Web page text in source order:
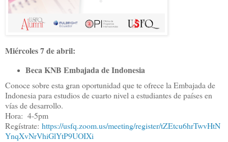
Miércoles 7 de abril:
Beca KNB Embajada de Indonesia
Conoce sobre esta gran oportunidad que te ofrece la Embajada de
Indonesia para estudios de cuarto nivel a estudiantes de países en
vías de desarrollo.
Hora: 4-5pm
Regístrate: https://usfq.zoom.us/meeting/register/tZEtcu6hrTwvHtN
YnqXvNrVhiGlYtP9UOIXi